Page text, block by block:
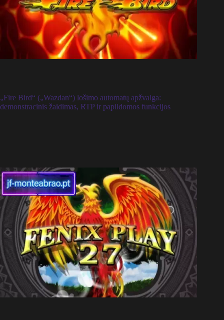
„Fire Bird“ („Wazdan“) lošimo automatų apžvalga:
demonstracinis žaidimas, RTP ir papildomos funkcijos